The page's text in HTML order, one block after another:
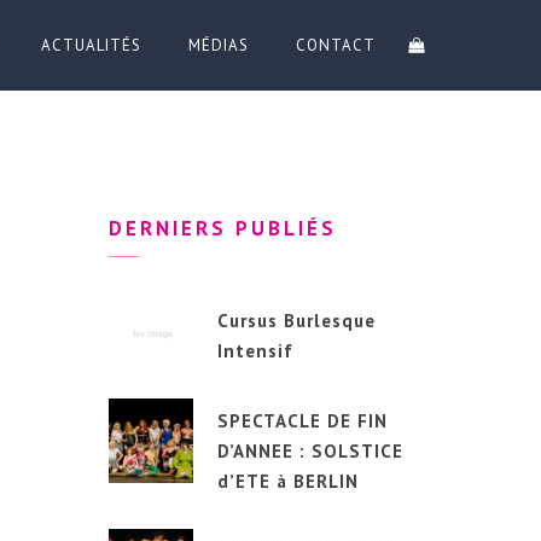
ACTUALITÉS MÉDIAS CONTACT
DERNIERS PUBLIÉS
Cursus Burlesque
Intensif
SPECTACLE DE FIN
D’ANNEE : SOLSTICE
d’ETE à BERLIN